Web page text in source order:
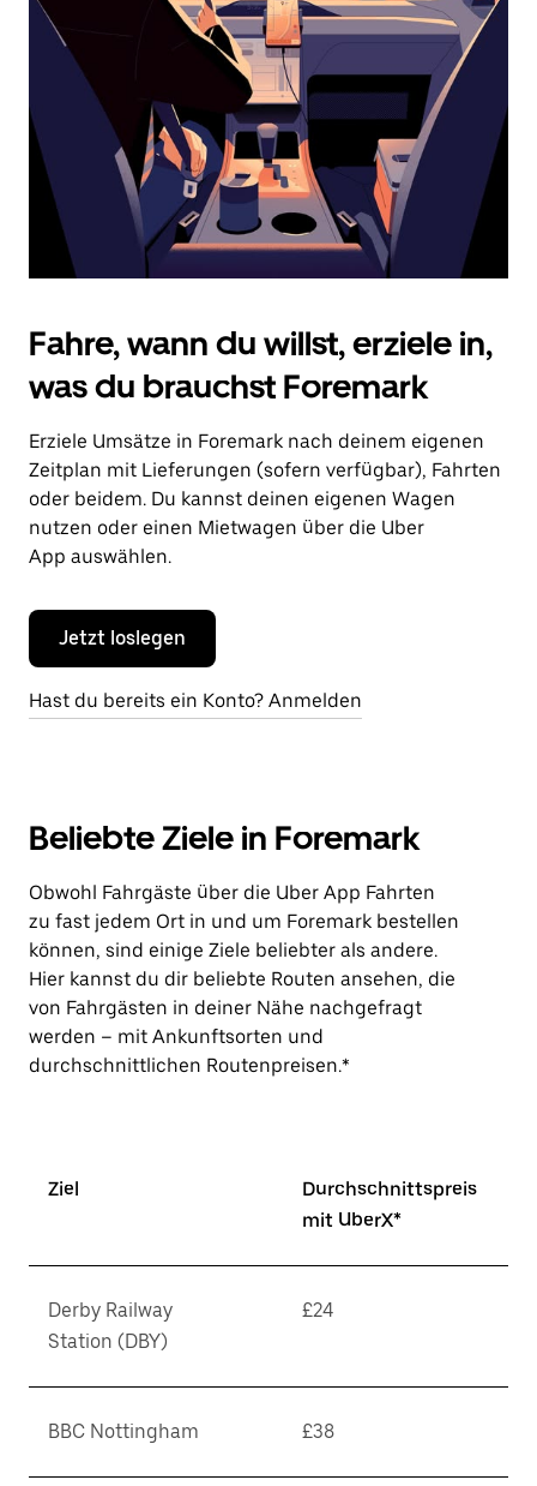
Drücke
die
Escape-
Taste,
den
Kalender
zu
schließen.
Fahre, wann du willst, erziele in,
was du brauchst Foremark
Erziele Umsätze in Foremark nach deinem eigenen
Zeitplan mit Lieferungen (sofern verfügbar), Fahrten
oder beidem. Du kannst deinen eigenen Wagen
nutzen oder einen Mietwagen über die Uber
App auswählen.
Jetzt loslegen
Hast du bereits ein Konto? Anmelden
Beliebte Ziele in Foremark
Obwohl Fahrgäste über die Uber App Fahrten
zu fast jedem Ort in und um Foremark bestellen
können, sind einige Ziele beliebter als andere.
Hier kannst du dir beliebte Routen ansehen, die
von Fahrgästen in deiner Nähe nachgefragt
werden – mit Ankunftsorten und
durchschnittlichen Routenpreisen.*
Ziel
Durchschnittspreis
mit UberX*
Derby Railway
Station (DBY)
£24
BBC Nottingham £38